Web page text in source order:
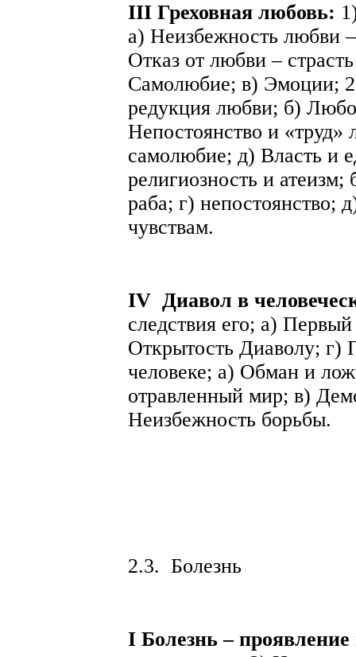
III Греховная любовь:
а) Неизбежность любви
Отказ от любви –
Самолюбие; в) Эмоции;
редукция любви; б)
Непостоянство и
самолюбие; д) Власть и
религиозность и атеизм;
раба; г) непостоянство;
чувствам.
IV Диавол в
следствия его; а)
Открытость Диаволу; г)
человеке; а) Обман и
отравленный мир; в)
Неизбежность борьбы.
2.3. Болезнь
I Болезнь –